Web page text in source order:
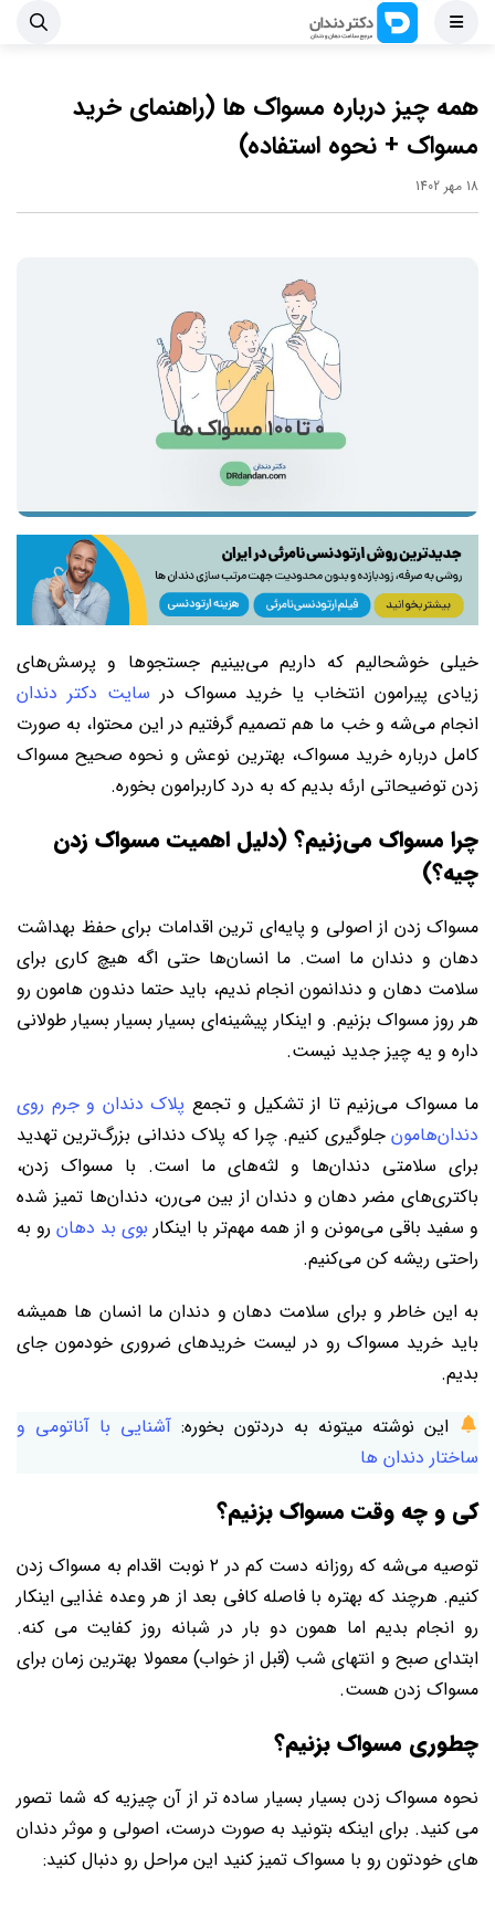
همه چیز درباره مسواک ها (راهنمای خرید
مسواک + نحوه استفاده)
18 مهر 1402
خیلی خوشحالیم که داریم می‌بینیم جستجوها و پرسش‌های
زیادی پیرامون انتخاب یا خرید مسواک در سایت دکتر دندان
انجام می‌شه و خب ما هم تصمیم گرفتیم در این محتوا، به صورت
کامل درباره خرید مسواک، بهترین نوعش و نحوه صحیح مسواک
زدن توضیحاتی ارئه بدیم که به درد کاربرامون بخوره.
چرا مسواک می‌زنیم؟ (دلیل اهمیت مسواک زدن
چیه؟)
مسواک زدن از اصولی و پایه‌ای ترین اقدامات برای حفظ بهداشت
دهان و دندان ما است. ما انسان‌ها حتی اگه هیچ کاری برای
سلامت دهان و دندانمون انجام ندیم، باید حتما دندون هامون رو
هر روز مسواک بزنیم. و اینکار پیشینه‌ای بسیار بسیار بسیار طولانی
داره و یه چیز جدید نیست.
ما مسواک می‌زنیم تا از تشکیل و تجمع پلاک دندان و جرم روی
دندان‌هامون جلوگیری کنیم. چرا که پلاک دندانی بزرگ‌ترین تهدید
برای سلامتی دندان‌ها و لثه‌های ما است. با مسواک زدن،
باکتری‌های مضر دهان و دندان از بین می‌رن، دندان‌ها تمیز شده
و سفید باقی می‌مونن و از همه مهم‌تر با اینکار بوی بد دهانرو به
راحتی ریشه کن می‌کنیم.
به این خاطر و برای سلامت دهان و دندان ما انسان ها همیشه
باید خرید مسواک رو در لیست خریدهای ضروری خودمون جای
بدیم.
این نوشته میتونه به دردتون بخوره:آشنایی با آناتومی و
ساختار دندان ها
کی و چه وقت مسواک بزنیم؟
توصیه می‌شه که روزانه دست کم در ۲ نوبت اقدام به مسواک زدن
کنیم. هرچند که بهتره با فاصله کافی بعد از هر وعده غذایی اینکار
رو انجام بدیم اما همون دو بار در شبانه روز کفایت می کنه.
ابتدای صبح و انتهای شب (قبل از خواب) معمولا بهترین زمان برای
مسواک زدن هست.
چطوری مسواک بزنیم؟
نحوه مسواک زدن بسیار بسیار ساده تر از آن چیزیه که شما تصور
می کنید. برای اینکه بتونید به صورت درست، اصولی و موثر دندان
های خودتون رو با مسواک تمیز کنید این مراحل رو دنبال کنید: